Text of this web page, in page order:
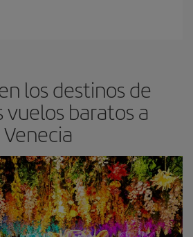
los destinos de
vuelos baratos a
Venecia